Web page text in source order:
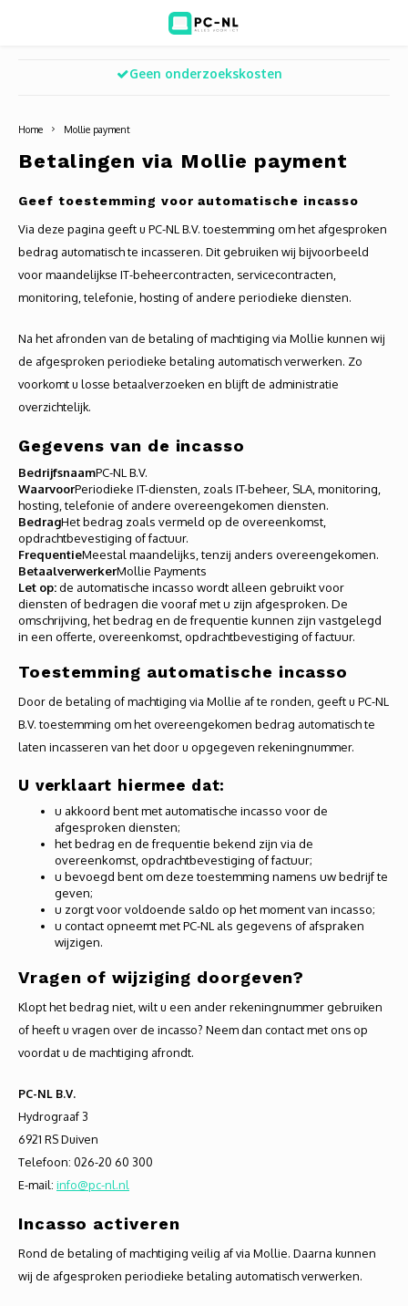
Hoofdmenu / ict voor bedrijven
Voip Telefonie
Zakelijke wifi oplossingen
BlueSquad is PC-NL
Office 365 for business
Hoofdmenu / shop
Refurbished laptops
Computers
USB
Geen onderzoekskosten
Home Mollie payment
Betalingen via Mollie payment
Geef toestemming voor automatische incasso
Via deze pagina geeft u PC-NL B.V. toestemming om het afgesproken
bedrag automatisch te incasseren. Dit gebruiken wij bijvoorbeeld
voor maandelijkse IT-beheercontracten, servicecontracten,
monitoring, telefonie, hosting of andere periodieke diensten.
Na het afronden van de betaling of machtiging via Mollie kunnen wij
de afgesproken periodieke betaling automatisch verwerken. Zo
voorkomt u losse betaalverzoeken en blijft de administratie
overzichtelijk.
Gegevens van de incasso
BedrijfsnaamPC-NL B.V.
WaarvoorPeriodieke IT-diensten, zoals IT-beheer, SLA, monitoring,
hosting, telefonie of andere overeengekomen diensten.
BedragHet bedrag zoals vermeld op de overeenkomst,
opdrachtbevestiging of factuur.
FrequentieMeestal maandelijks, tenzij anders overeengekomen.
BetaalverwerkerMollie Payments
Let op:de automatische incasso wordt alleen gebruikt voor
diensten of bedragen die vooraf met u zijn afgesproken. De
omschrijving, het bedrag en de frequentie kunnen zijn vastgelegd
in een offerte, overeenkomst, opdrachtbevestiging of factuur.
Toestemming automatische incasso
Door de betaling of machtiging via Mollie af te ronden, geeft u PC-NL
B.V. toestemming om het overeengekomen bedrag automatisch te
laten incasseren van het door u opgegeven rekeningnummer.
U verklaart hiermee dat:
u akkoord bent met automatische incasso voor de
afgesproken diensten;
het bedrag en de frequentie bekend zijn via de
overeenkomst, opdrachtbevestiging of factuur;
u bevoegd bent om deze toestemming namens uw bedrijf te
geven;
u zorgt voor voldoende saldo op het moment van incasso;
u contact opneemt met PC-NL als gegevens of afspraken
wijzigen.
Vragen of wijziging doorgeven?
Klopt het bedrag niet, wilt u een ander rekeningnummer gebruiken
of heeft u vragen over de incasso? Neem dan contact met ons op
voordat u de machtiging afrondt.
PC-NL B.V.
Hydrograaf 3
6921 RS Duiven
Telefoon: 026-20 60 300
E-mail: info@pc-nl.nl
Incasso activeren
Rond de betaling of machtiging veilig af via Mollie. Daarna kunnen
wij de afgesproken periodieke betaling automatisch verwerken.